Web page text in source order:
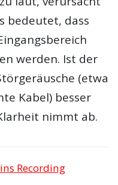
bedeutet, dass
werden. Ist der
(etwa
Kabel) besser
nimmt ab.
Recording